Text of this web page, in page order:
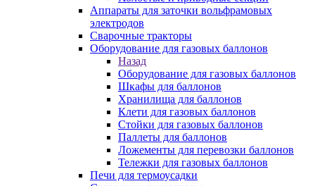
Аппараты для заточки вольфрамовых
электродов
Сварочные тракторы
Оборудование для газовых баллонов
Назад
Оборудование для газовых баллонов
Шкафы для баллонов
Хранилища для баллонов
Клети для газовых баллонов
Стойки для газовых баллонов
Паллеты для баллонов
Ложементы для перевозки баллонов
Тележки для газовых баллонов
Печи для термоусадки